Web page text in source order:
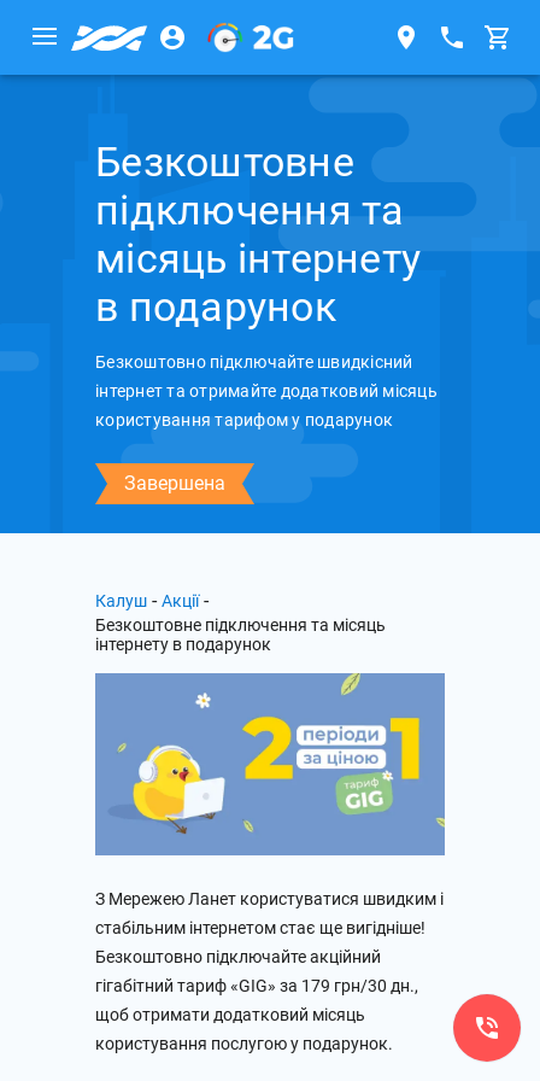
Безкоштовне
підключення та
місяць інтернету
в подарунок
Безкоштовно підключайте швидкісний
інтернет та отримайте додатковий місяць
користування тарифом у подарунок
Завершена
Калуш - Акції -
Безкоштовне підключення та місяць
інтернету в подарунок
З Мережею Ланет користуватися швидким і
стабільним інтернетом стає ще вигідніше!
Безкоштовно підключайте акційний
гігабітний тариф «GIG» за 179 грн/30 дн.,
щоб отримати додатковий місяць
користування послугою у подарунок.